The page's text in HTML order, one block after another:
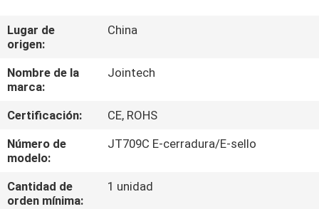
SOBRE
NOSOTROS
VIAJE
DE
LA
FÁBRICA
Lugar de
origen:
China
Nombre de la
marca:
Jointech
Certificación:
CE, ROHS
Número de
modelo:
JT709C E-cerradura/E-sello
Cantidad de
orden mínima:
1 unidad